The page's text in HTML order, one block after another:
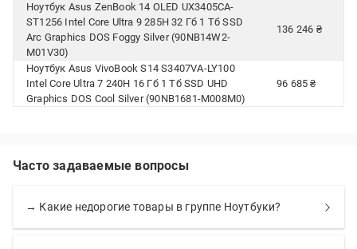
Ноутбук Asus ZenBook 14 OLED UX3405CA-
ST1256 Intel Core Ultra 9 285H 32 Гб 1 Тб SSD
Arc Graphics DOS Foggy Silver (90NB14W2-
M01V30)
136 246 ₴
Ноутбук Asus VivoBook S14 S3407VA-LY100
Intel Core Ultra 7 240H 16 Гб 1 Тб SSD UHD
Graphics DOS Cool Silver (90NB1681-M008M0)
96 685 ₴
Часто задаваемые вопросы
→ Какие недорогие товары в группе Ноутбуки?